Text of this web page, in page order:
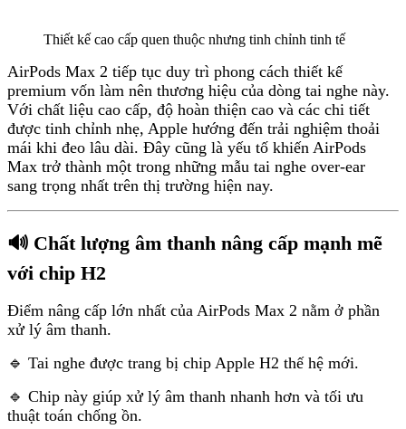
Thiết kế cao cấp quen thuộc nhưng tinh chỉnh tinh tế
AirPods Max 2 tiếp tục duy trì phong cách thiết kế
premium vốn làm nên thương hiệu của dòng tai nghe này.
Với chất liệu cao cấp, độ hoàn thiện cao và các chi tiết
được tinh chỉnh nhẹ, Apple hướng đến trải nghiệm thoải
mái khi đeo lâu dài. Đây cũng là yếu tố khiến AirPods
Max trở thành một trong những mẫu tai nghe over-ear
sang trọng nhất trên thị trường hiện nay.
🔊 Chất lượng âm thanh nâng cấp mạnh mẽ
với chip H2
Điểm nâng cấp lớn nhất của AirPods Max 2 nằm ở phần
xử lý âm thanh.
🔹 Tai nghe được trang bị chip Apple H2 thế hệ mới.
🔹 Chip này giúp xử lý âm thanh nhanh hơn và tối ưu
thuật toán chống ồn.